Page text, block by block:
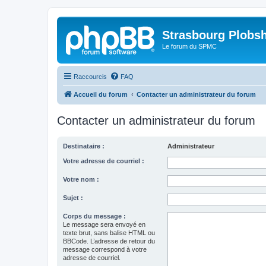
Strasbourg
Le forum du SPMC
Raccourcis FAQ
Accueil du forum Contacter un administrateur du forum
Contacter un administrateur du forum
Destinataire : Administrateur
Votre adresse de courriel :
Votre nom :
Sujet :
Corps du message :
Le message sera envoyé en
texte brut, sans balise HTML ou
BBCode. L’adresse de retour du
message correspond à votre
adresse de courriel.